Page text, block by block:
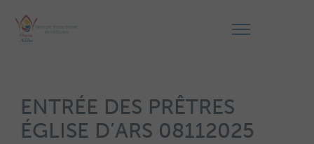
ENTRÉE DES PRÊTRES
ÉGLISE D’ARS 08112025